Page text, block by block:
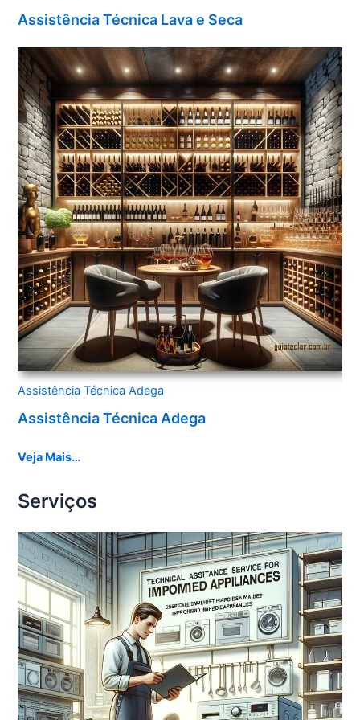
Assistência Técnica Lava e Seca
Assistência Técnica Adega
Assistência Técnica Adega
Veja Mais…
Serviços